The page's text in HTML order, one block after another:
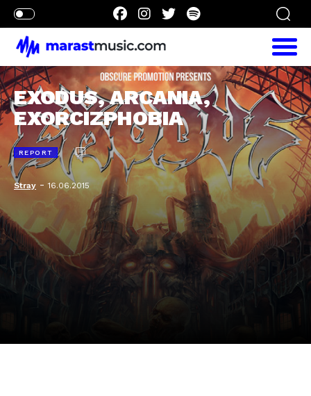
EXODUS, ARCANIA,
EXORCIZPHOBIA
REPORT
Stray -16.06.2015